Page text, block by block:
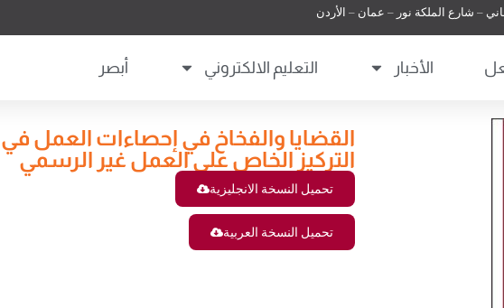
الأخبار التعليم الالكتروني أبصر
القضايا والفخاخ في إحصاءات العمل في
التركيز الخاص على العمل غير الرسمي
تحميل النسخة الانجليزية
تحميل النسخة العربية